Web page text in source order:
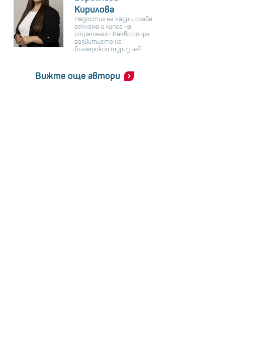
Кирилова
Недостиг на кадри, слаба
реклама и липса на
стратегия: Какво спира
развитието на
българския туризъм?
Вижте още автори